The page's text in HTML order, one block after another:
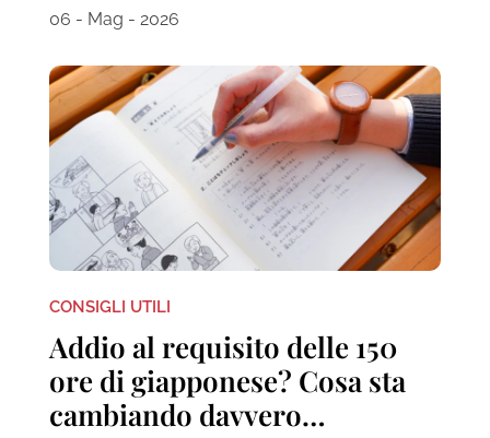
06 - Mag - 2026
CONSIGLI UTILI
Addio al requisito delle 150
ore di giapponese? Cosa sta
cambiando davvero…